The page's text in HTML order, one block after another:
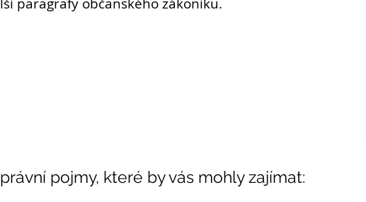
paragrafy občanského zákoníku.
pojmy, které by vás mohly zajímat: